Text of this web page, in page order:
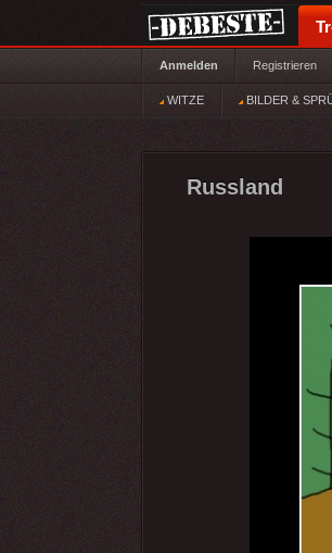
Anmelden Registrieren
WITZE BILDER &
Russland